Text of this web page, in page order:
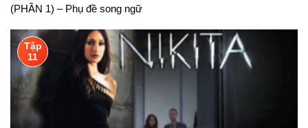
(PHẦN 1) – Phụ đề song ngữ
Tập
11